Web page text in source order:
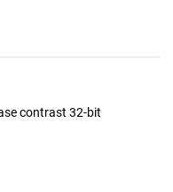
contrast 32-bit